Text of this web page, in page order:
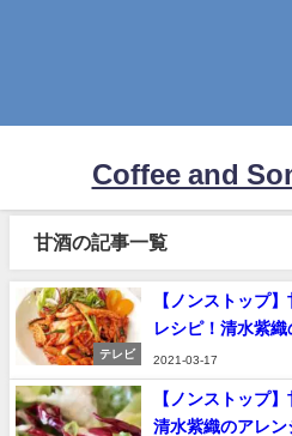
Coffee and
甘酒の記事一覧
テレビ
【ノンストップ
レシピ！清水紫
2021-03-17
【ノンストップ
清水紫織のアレン